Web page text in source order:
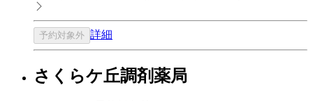
予約対象外 詳細
さくらケ丘調剤薬局